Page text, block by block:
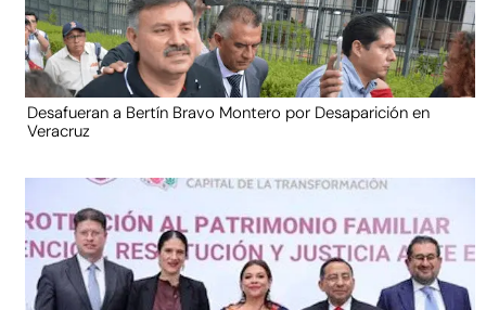
Desafueran a Bertín Bravo Montero por Desaparición en
Veracruz